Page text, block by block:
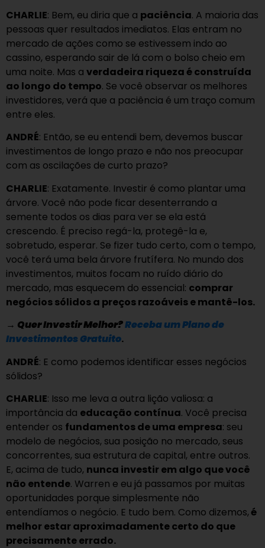
CHARLIE: Bem, eu diria que a paciência. A maioria das
pessoas quer resultados imediatos. Elas entram no
mercado de ações como se estivessem indo ao
cassino, esperando sair de lá com o bolso cheio em
uma noite. Mas a verdadeira riqueza é construída
ao longo do tempo. Se você observar os melhores
investidores, verá que a paciência é um traço comum
entre eles.
ANDRÉ: Então, se eu entendi bem, devemos buscar
investimentos de longo prazo e não nos preocupar
com as oscilações de curto prazo?
CHARLIE: Exatamente. Investir é como plantar uma
árvore. Você não pode ficar desenterrando a
semente todos os dias para ver se ela está
crescendo. É preciso regá-la, protegê-la e,
sobretudo, esperar. Se fizer tudo certo, com o tempo,
você terá uma bela árvore frutífera. No mundo dos
investimentos, muitos focam no ruído diário do
mercado, mas esquecem do essencial: comprar
negócios sólidos a preços razoáveis e mantê-los.
→ Quer Investir Melhor?Receba um Plano de
Investimentos Gratuito.
ANDRÉ: E como podemos identificar esses negócios
sólidos?
CHARLIE: Isso me leva a outra lição valiosa: a
importância da educação contínua. Você precisa
entender os fundamentos de uma empresa: seu
modelo de negócios, sua posição no mercado, seus
concorrentes, sua estrutura de capital, entre outros.
E, acima de tudo, nunca investir em algo que você
não entende. Warren e eu já passamos por muitas
oportunidades porque simplesmente não
entendíamos o negócio. E tudo bem. Como dizemos,é
melhor estar aproximadamente certo do que
precisamente errado.